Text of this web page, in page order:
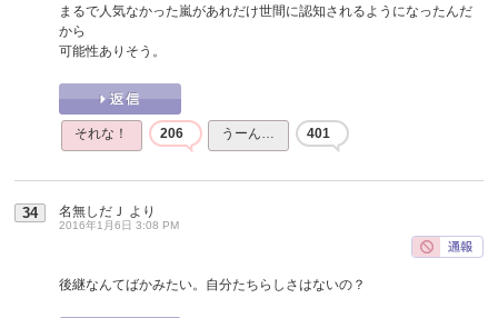
まるで人気なかった嵐があれだけ世間に認知されるようになったんだ
から
可能性ありそう。
それな！ 206 うーん… 401
34 名無しだＪ より
2016年1月6日 3:08 PM
後継なんてばかみたい。自分たちらしさはないの？